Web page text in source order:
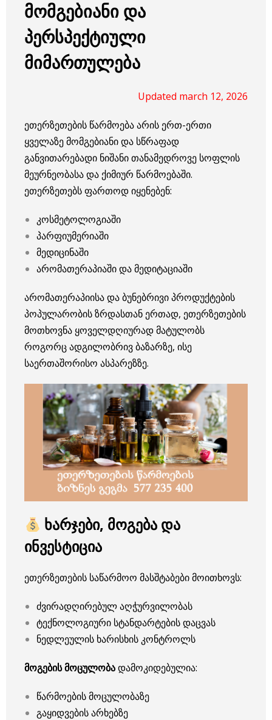
მომგებიანი და
პერსპექტიული
მიმართულება
Updated march 12, 2026
ეთერზეთების წარმოება არის ერთ-ერთი
ყველაზე მომგებიანი და სწრაფად
განვითარებადი ნიშანი თანამედროვე სოფლის
მეურნეობასა და ქიმიურ წარმოებაში.
ეთერზეთებს ფართოდ იყენებენ:
კოსმეტოლოგიაში
პარფიუმერიაში
მედიცინაში
არომათერაპიაში და მედიტაციაში
არომათერაპიისა და ბუნებრივი პროდუქტების
პოპულარობის ზრდასთან ერთად, ეთერზეთების
მოთხოვნა ყოველდღიურად მატულობს
როგორც ადგილობრივ ბაზარზე, ისე
საერთაშორისო ასპარეზზე.
ხარჯები, მოგება და
ინვესტიცია
ეთერზეთების საწარმოო მასშტაბები მოითხოვს:
ძვირადღირებულ აღჭურვილობას
ტექნოლოგიური სტანდარტების დაცვას
ნედლეულის ხარისხის კონტროლს
მოგების მოცულობადამოკიდებულია:
წარმოების მოცულობაზე
გაყიდვების არხებზე